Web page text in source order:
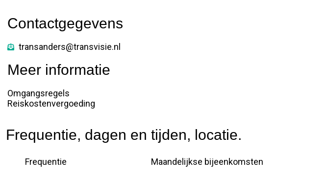
Contactgegevens
transanders@transvisie.nl
Meer informatie
Omgangsregels
Reiskostenvergoeding
Frequentie, dagen en tijden, locatie.
Frequentie Maandelijkse bijeenkomsten